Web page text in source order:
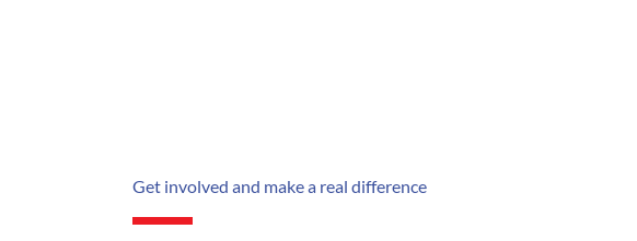
Get involved and make a real difference